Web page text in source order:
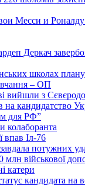
Месси и
Деркач
школах
– ОП
вийшли з
на кандидатство
для РФ”
колаборанта
впав Іл-76
потужних
військової
катери
кандидата на